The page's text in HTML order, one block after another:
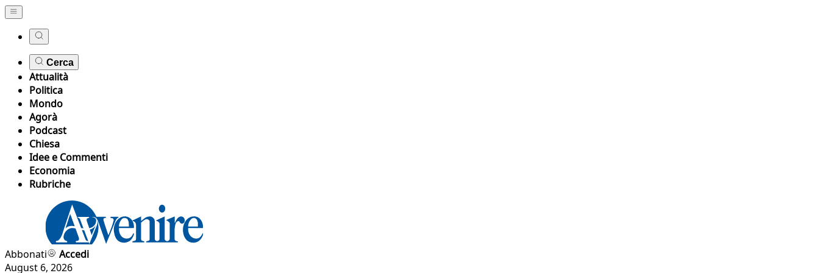
Cerca
Attualità
Politica
Mondo
Agorà
Podcast
Chiesa
Idee e Commenti
Economia
Rubriche
Abbonati
Accedi
August 6, 2026